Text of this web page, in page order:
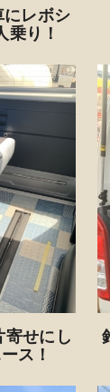
レボシ
り！
寄せにし
ス！